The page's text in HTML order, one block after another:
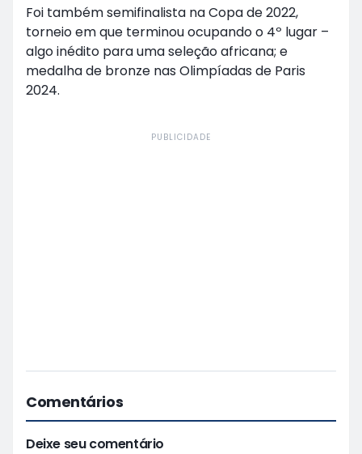
Foi também semifinalista na Copa de 2022,
torneio em que terminou ocupando o 4º lugar –
algo inédito para uma seleção africana; e
medalha de bronze nas Olimpíadas de Paris
2024.
PUBLICIDADE
Comentários
Deixe seu comentário